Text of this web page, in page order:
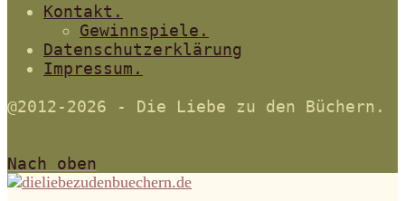
Kontakt.
Gewinnspiele.
Datenschutzerklärung
Impressum.
@2012-2026 - Die Liebe zu den Büchern.
Nach oben